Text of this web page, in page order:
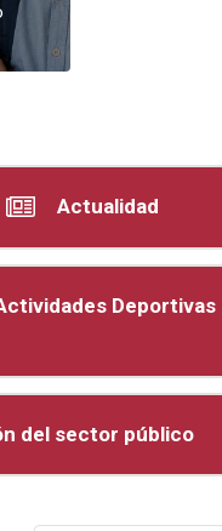
Actualidad
Deportivas
del sector público